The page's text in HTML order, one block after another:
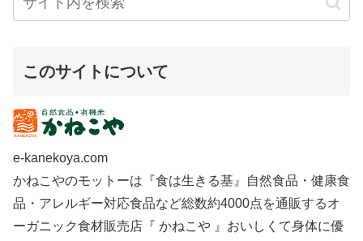
このサイトについて
e-kanekoya.com
かねこやのモットーは『食は生きる基』自然食品・健康食
品・アレルギー対応食品など総数約4000点を通販するオ
ーガニック食材販売店『 かねこや 』おいしくて身体に優